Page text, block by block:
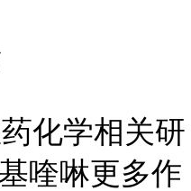
化学相关研
喹啉更多作